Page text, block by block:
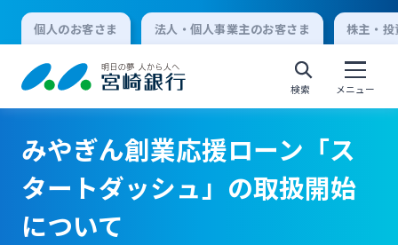
個人のお客さま 法人・個人事業主のお客さま 株主・
検索 メニュー
個人向けインターネットバンキング
みやぎん創業応援ローン「ス
タートダッシュ」の取扱開始
について